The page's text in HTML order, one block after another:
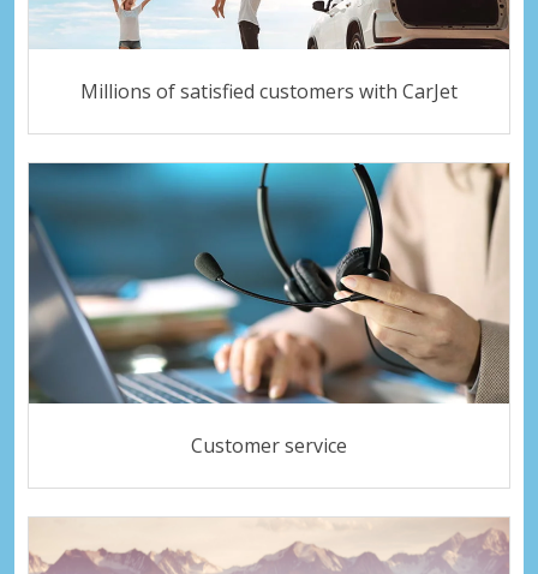
Millions of satisfied customers with CarJet
Customer service